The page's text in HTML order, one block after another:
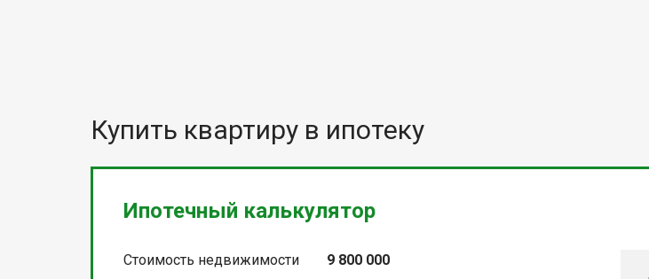
Купить квартиру в ипотеку
Ипотечный калькулятор
Стоимость недвижимости 9 800 000